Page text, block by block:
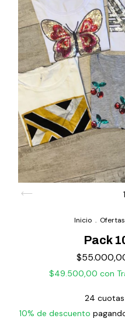
1
Inicio . Ofertas
Pack
$49.500,00 con
24
10% de descuento